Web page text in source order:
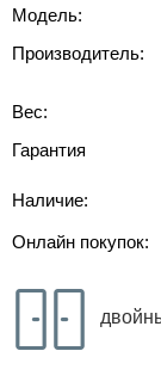
Модель:
Производитель:
Вес:
Гарантия
Наличие:
Онлайн покупок: